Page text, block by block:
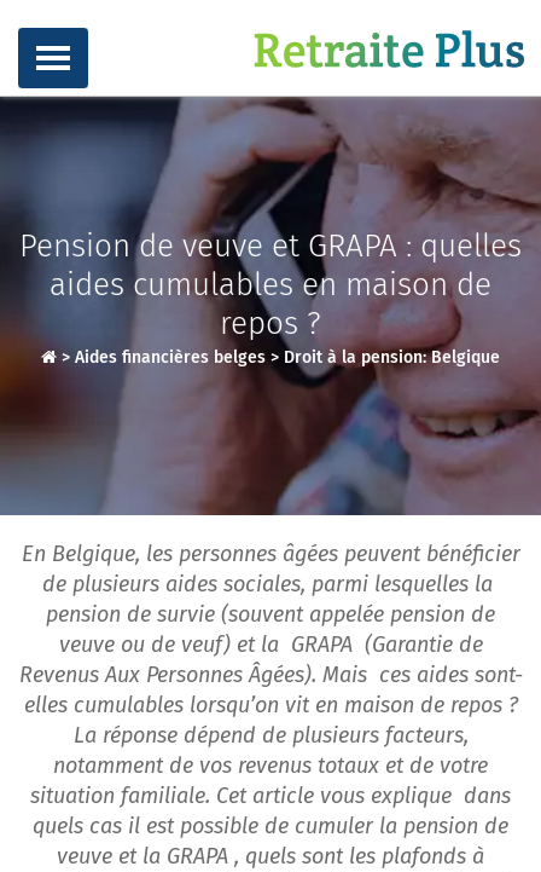
Pension de veuve et GRAPA : quelles
aides cumulables en maison de
repos ?
> Aides financières belges > Droit à la pension: Belgique
En Belgique, les personnes âgées peuvent bénéficier
de plusieurs aides sociales, parmi lesquelles la
pension de survie (souvent appelée pension de
veuve ou de veuf) et la GRAPA (Garantie de
Revenus Aux Personnes Âgées). Mais ces aides sont-
elles cumulables lorsqu’on vit en maison de repos ?
La réponse dépend de plusieurs facteurs,
notamment de vos revenus totaux et de votre
situation familiale. Cet article vous explique dans
quels cas il est possible de cumuler la pension de
veuve et la GRAPA , quels sont les plafonds à